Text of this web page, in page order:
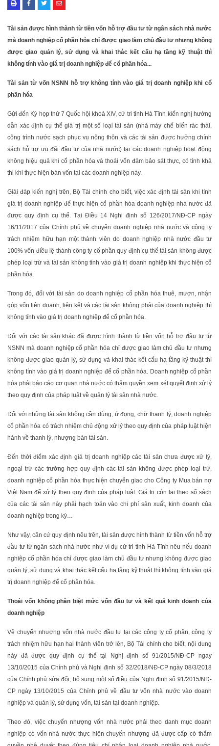
Tài sản được hình thành từ tiền vốn hỗ trợ đầu tư từ ngân sách nhà nước
mà doanh nghiệp cổ phần hóa chỉ được giao làm chủ đầu tư nhưng không
được giao quản lý, sử dụng và khai thác kết cấu hạ tầng kỹ thuật thì
không tính vào giá trị doanh nghiệp để cổ phần hóa...
Tài sản từ vốn NSNN hỗ trợ không tính vào giá trị doanh nghiệp khi cổ
phần hóa
Gửi đến Kỳ họp thứ 7 Quốc hội khoá XIV, cử tri tỉnh Hà Tĩnh kiến nghị hướng
dẫn xác định cụ thể giá trị một số loại tài sản (nhà máy chế biến rác thải,
công trình nước sạch phục vụ nông thôn và các tài sản được hưởng chính
sách hỗ trợ ưu đãi đầu tư của nhà nước) tại các doanh nghiệp hoạt động
không hiệu quả khi cổ phần hóa và thoái vốn đảm bảo sát thực, có tính khả
thi khi thực hiện bán vốn tại các doanh nghiệp này.
Giải đáp kiến nghị trên, Bộ Tài chính cho biết, việc xác định tài sản khi tính
giá trị doanh nghiệp để thực hiện cổ phần hóa doanh nghiệp nhà nước đã
được quy định cụ thể. Tại Điều 14 Nghị định số 126/2017/NĐ-CP ngày
16/11/2017 của Chính phủ về chuyển doanh nghiệp nhà nước và công ty
trách nhiệm hữu hạn một thành viên do doanh nghiệp nhà nước đầu tư
100% vốn điều lệ thành công ty cổ phần quy định cụ thể tài sản không được
phép loại trừ và tài sản không tính vào giá trị doanh nghiệp khi thực hiện cổ
phần hóa.
Trong đó, đối với tài sản do doanh nghiệp cổ phần hóa thuê, mượn, nhận
góp vốn liên doanh, liên kết và các tài sản không phải của doanh nghiệp thì
không tính vào giá trị doanh nghiệp để cổ phần hóa.
Đối với các tài sản khác đã được hình thành từ tiền vốn hỗ trợ đầu tư từ
NSNN mà doanh nghiệp cổ phần hóa chỉ được giao làm chủ đầu tư nhưng
không được giao quản lý, sử dụng và khai thác kết cấu hạ tầng kỹ thuật thì
không tính vào giá trị doanh nghiệp để cổ phần hóa. Doanh nghiệp cổ phần
hóa phải báo cáo cơ quan nhà nước có thẩm quyền xem xét quyết định xử lý
theo quy định của pháp luật về quản lý tài sản nhà nước.
Đối với những tài sản không cần dùng, ứ đọng, chờ thanh lý, doanh nghiệp
cổ phần hóa có trách nhiệm chủ động xử lý theo quy định của pháp luật hiện
hành về thanh lý, nhượng bán tài sản.
Đến thời điểm xác định giá trị doanh nghiệp các tài sản chưa được xử lý,
ngoại trừ các trường hợp quy định các tài sản không được phép loại trừ,
doanh nghiệp cổ phần hóa thực hiện chuyển giao cho Công ty Mua bán nợ
Việt Nam để xử lý theo quy định của pháp luật. Giá trị còn lại theo sổ sách
của các tài sản này phải hạch toán vào chi phí sản xuất, kinh doanh của
doanh nghiệp trong kỳ…
Như vậy, căn cứ quy định nêu trên, tài sản được hình thành từ tiền vốn hỗ trợ
đầu tư từ ngân sách nhà nước như ví dụ cử tri tỉnh Hà Tĩnh nêu nếu doanh
nghiệp cổ phần hóa chỉ được giao làm chủ đầu tư nhưng không được giao
quản lý, sử dụng và khai thác kết cấu hạ tầng kỹ thuật thì không tính vào giá
trị doanh nghiệp để cổ phần hóa.
Thoái vốn không phân biệt mức vốn đầu tư và kết quả kinh doanh của
doanh nghiệp
Về chuyển nhượng vốn nhà nước đầu tư tại các công ty cổ phần, công ty
trách nhiệm hữu hạn hai thành viên trở lên, Bộ Tài chính cho biết, nội dung
này đã được quy định cụ thể tại Nghị định số 91/2015/NĐ-CP ngày
13/10/2015 của Chính phủ và Nghị định số 32/2018/NĐ-CP ngày 08/3/2018
của Chính phủ sửa đổi, bổ sung một số điều của Nghị định số 91/2015/NĐ-
CP ngày 13/10/2015 của Chính phủ về đầu tư vốn nhà nước vào doanh
nghiệp và quản lý, sử dụng vốn, tài sản tại doanh nghiệp.
Theo đó, việc chuyển nhượng vốn nhà nước phải theo danh mục doanh
nghiệp có vốn nhà nước thực hiện chuyển nhượng đã được cấp có thẩm